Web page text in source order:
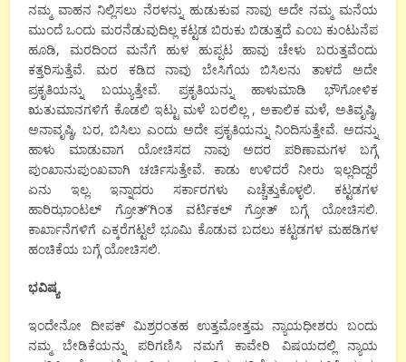
ನಮ್ಮ ವಾಹನ ನಿಲ್ಲಿಸಲು ನೆರಳನ್ನು ಹುಡುಕುವ ನಾವು ಅದೇ ನಮ್ಮ ಮನೆಯ
ಮುಂದೆ ಒಂದು ಮರನೆಡುವುದಿಲ್ಲ ಕಟ್ಟಡ ಬಿರುಕು ಬಿಡುತ್ತದೆ ಎಂಬ ಕುಂಟುನೆಪ
ಹೂಡಿ, ಮರದಿಂದ ಮನೆಗೆ ಹುಳ ಹುಪ್ಪಟ ಹಾವು ಚೇಳು ಬರುತ್ತವೆಂದು
ಕತ್ತರಿಸುತ್ತೆವೆ. ಮರ ಕಡಿದ ನಾವು ಬೇಸಿಗೆಯ ಬಿಸಿಲನು ತಾಳದೆ ಅದೇ
ಪ್ರಕೃತಿಯನ್ನು ಬಯ್ಯುತ್ತೇವೆ. ಪ್ರಕೃತಿಯನ್ನು ಹಾಳುಮಾಡಿ ಭೌಗೋಳಿಕ
ಋತುಮಾನಗಳಿಗೆ ಕೊಡಲಿ ಇಟ್ಟು ಮಳೆ ಬರಲಿಲ್ಲ , ಅಕಾಲಿಕ ಮಳೆ, ಅತಿವೃಷ್ಠಿ,
ಅನಾವೃಷ್ಠಿ, ಬರ, ಬಿಸಿಲು ಎಂದು ಅದೇ ಪ್ರಕೃತಿಯನ್ನು ನಿಂದಿಸುತ್ತೇವೆ. ಅದನ್ನು
ಹಾಳು ಮಾಡುವಾಗ ಯೋಚಿಸದ ನಾವು ಅದರ ಪರಿಣಾಮಗಳ ಬಗ್ಗೆ
ಪುಂಖಾನುಪುಂಖವಾಗಿ ಚರ್ಚಿಸುತ್ತೇವೆ. ಕಾಡು ಉಳಿದರೆ ನೀರು ಇಲ್ಲದಿದ್ದರೆ
ಏನು ಇಲ್ಲ. ಇನ್ನಾದರು ಸರ್ಕಾರಗಳು ಎಚ್ಚೆತ್ತುಕೊಳ್ಳಲಿ. ಕಟ್ಟಡಗಳ
ಹಾರಿಝಾಂಟಲ್ ಗ್ರೋತ್’ಗಿಂತ ವರ್ಟಿಕಲ್ ಗ್ರೋತ್ ಬಗ್ಗೆ ಯೋಚಿಸಲಿ.
ಕಾರ್ಖಾನೆಗಳಿಗೆ ಎಕ್ಕರೆಗಟ್ಟಲೆ ಭೂಮಿ ಕೊಡುವ ಬದಲು ಕಟ್ಟಡಗಳ ಮಹಡಿಗಳ
ಹಂಚಿಕೆಯ ಬಗ್ಗೆ ಯೋಚಿಸಲಿ.
ಭವಿಷ್ಯ
ಇಂದೇನೋ ದೀಪಕ್ ಮಿಶ್ರರಂತಹ ಉತ್ತಮೋತ್ತಮ ನ್ಯಾಯಧೀಶರು ಬಂದು
ನಮ್ಮ ಬೇಡಿಕೆಯನ್ನು ಪರಿಗಣಿಸಿ ನಮಗೆ ಕಾವೇರಿ ವಿಷಯದಲ್ಲಿ ನ್ಯಾಯ